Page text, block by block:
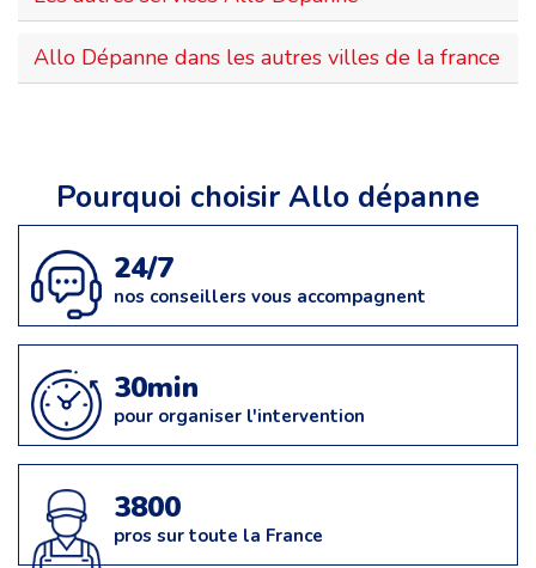
Allo Dépanne dans les autres villes de la france
Pourquoi choisir Allo dépanne
24/7
nos conseillers vous accompagnent
30min
pour organiser l'intervention
3800
pros sur toute la France